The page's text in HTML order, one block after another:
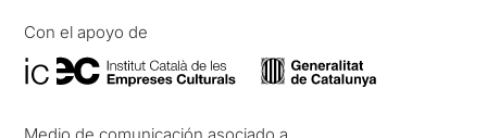
Con el apoyo de